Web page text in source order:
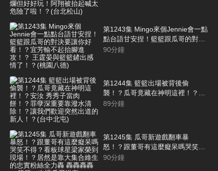
第1243集 Mingo來個Jennie會一點
點台語甘安捏！籃籃跟瓜哥的對決
要讓你好看！？宜芳輸不起抬腳進
90分鐘
第1244集 籃籃出場被背後偷
襲！？瓜哥竟藏在神明這裡！？安
汝 秀秀子當肉餅！？罪孽深重要靠
89分鐘
第1245集 瓜哥新遊戲翻車暴
怒！？跟董哥有這麼癡呆嗎哭笑不
得？看板球星梁家榮到現場！？居
90分鐘